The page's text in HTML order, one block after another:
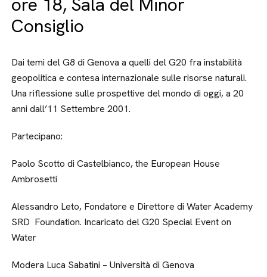
Consiglio
Dai temi del G8 di Genova a quelli del G20 fra instabilità
geopolitica e contesa internazionale sulle risorse naturali.
Una riflessione sulle prospettive del mondo di oggi, a 20
anni dall’11 Settembre 2001.
Partecipano:
Paolo Scotto di Castelbianco, the European House
Ambrosetti
Alessandro Leto, Fondatore e Direttore di Water Academy
SRD Foundation. Incaricato del G20 Special Event on
Water
Modera Luca Sabatini – Università di Genova